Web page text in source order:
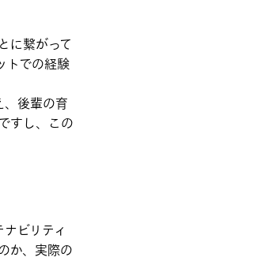
に繋がって
トでの経験
、後輩の育
すし、この
ビリティ
か、実際の